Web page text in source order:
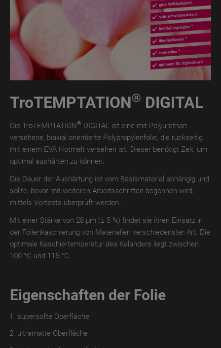
TroROUGH
TroROUGH
DIGITAL
TroWOOD
TroWOOD
WET
TroWOOD
THERMO
TroLEATHER
TroLEATHER
WET
TroLEATHER
THERMO
MATT
TroPROTECT-
MATT
TroTEMPTATION® DIGITAL
Die TroTEMPTATION® DIGITAL ist eine mit Polyurethan
versehene, biaxial orientierte Polypropylenfolie, die rückseitig
mit einem EVA Hotmelt versehen ist. Dieser benötigt Zeit, um
optimal aushärten zu können.
Die Dauer der Aushärtung ist vom Basismaterial abhängig und
sollte, bevor mit weiteren Arbeitsschritten begonnen wird,
mittels Vortests überprüft werden.
Mit einer Stärke von 28 µm (± 5 %) findet sie ihren Einsatz in
der Folienkaschierung von Materialien verschiedenster Art. Die
optimale Kaschiertemperatur des Kalanders liegt zwischen
100 °C und 115 °C.
Eigenschaften der Folie
supersofte Oberfläche
ultramatte Oberfläche